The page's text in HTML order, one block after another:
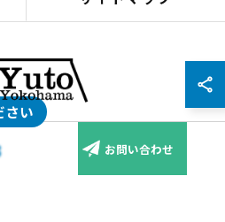
お問い合わせ
ら株式会社優塗 ALL RIGHTS RESERVED.